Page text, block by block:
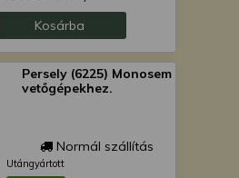
Kosárba
Persely (6225) Monosem
vetőgépekhez.
Normál szállítás
Utángyártott